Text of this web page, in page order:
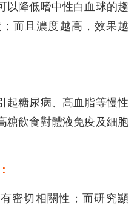
以降低嗜中性白血球的趨
而且濃度越高，效果越
起糖尿病、高血脂等慢性
糖飲食對體液免疫及細胞
密切相關性；而研究顯